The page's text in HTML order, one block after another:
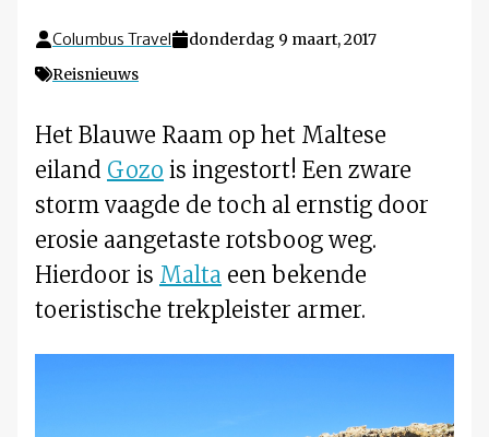
Columbus Travel
donderdag 9 maart, 2017
Reisnieuws
Het Blauwe Raam op het Maltese
eiland Gozo is ingestort! Een zware
storm vaagde de toch al ernstig door
erosie aangetaste rotsboog weg.
Hierdoor is Malta een bekende
toeristische trekpleister armer.